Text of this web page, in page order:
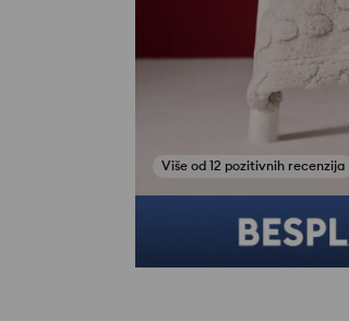
Više od 12 pozitivnih recenzija
Pogledajte fotografije iz